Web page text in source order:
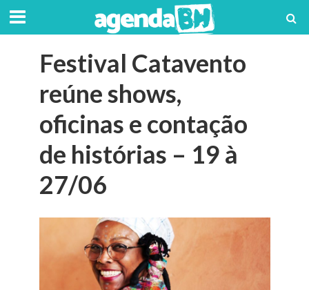
Festival Catavento
reúne shows,
oficinas e contação
de histórias – 19 à
27/06